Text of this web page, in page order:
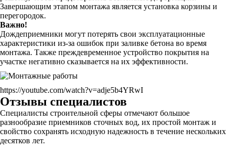
Завершающим этапом монтажа является установка корзины и
перегородок.
Важно!
Дождеприемники могут потерять свои эксплуатационные
характеристики из-за ошибок при заливке бетона во время
монтажа. Также преждевременное устройство покрытия на
участке негативно сказывается на их эффективности.
https://youtube.com/watch?v=adje5b4YRwI
Отзывы специалистов
Специалисты строительной сферы отмечают большое
разнообразие приемников сточных вод, их простой монтаж и
свойство сохранять исходную надежность в течение нескольких
десятков лет.